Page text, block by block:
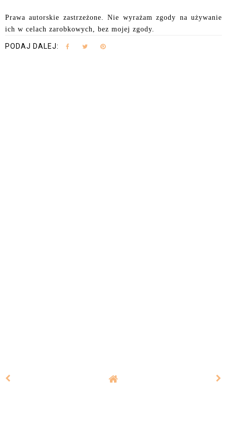
Prawa autorskie zastrzeżone. Nie wyrażam zgody na używanie
ich w celach zarobkowych, bez mojej zgody.
PODAJ DALEJ: